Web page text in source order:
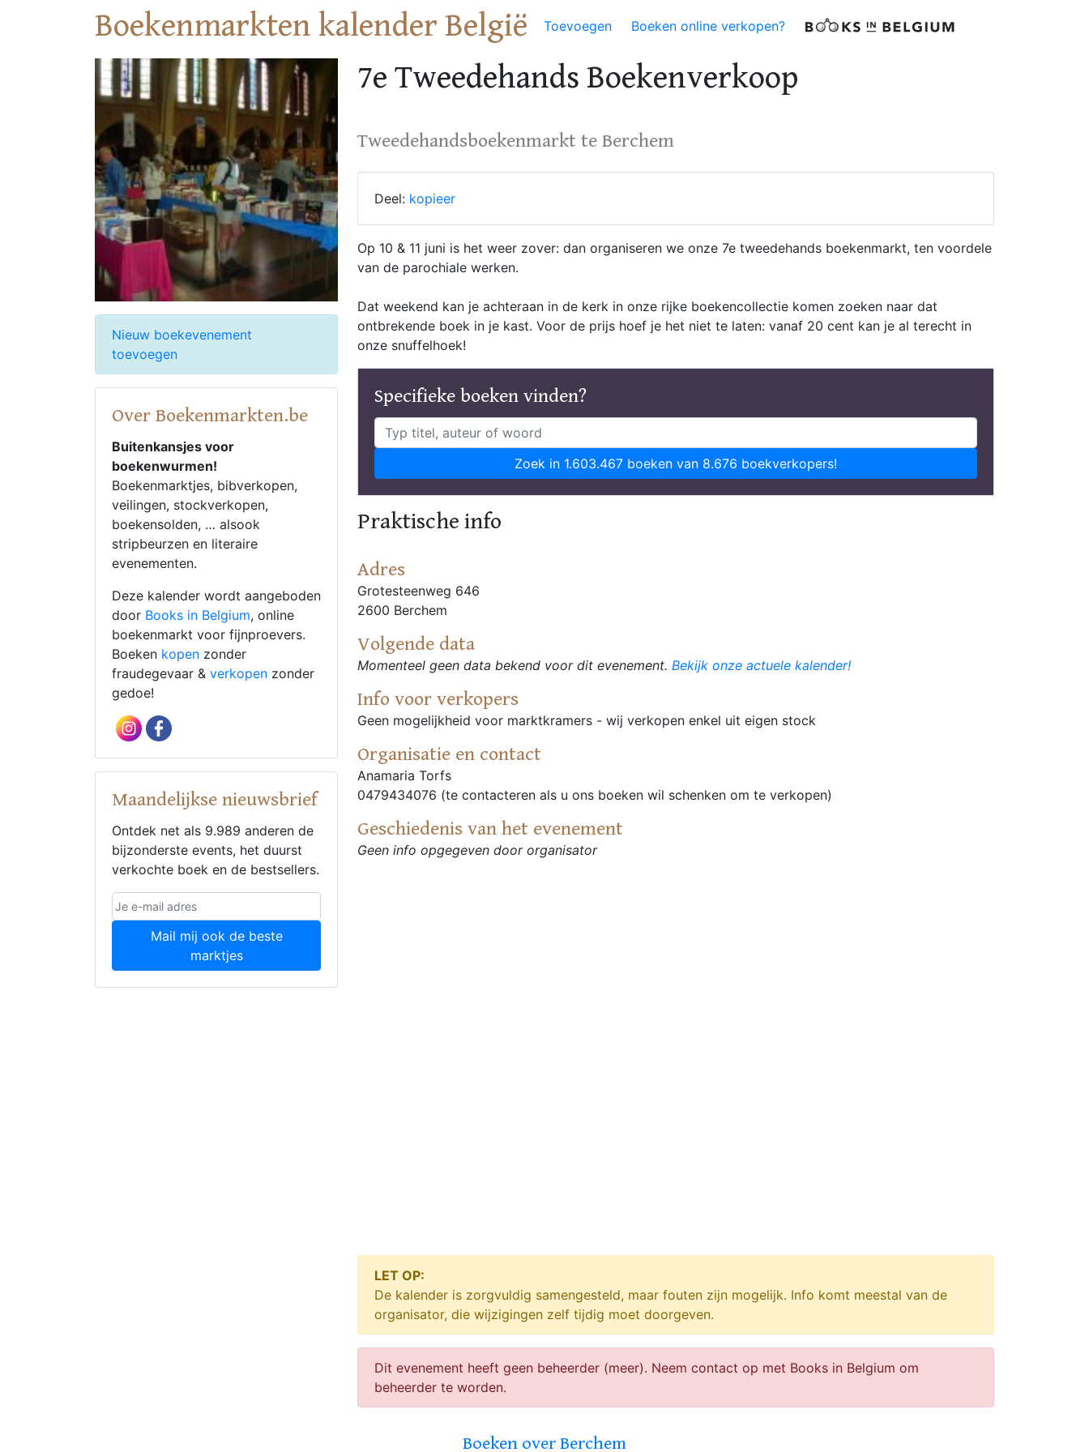
Boekenmarkten kalender België Toevoegen Boeken online verkopen?
Nieuw boekevenement
toevoegen
Over Boekenmarkten.be
Buitenkansjes voor
boekenwurmen!
Boekenmarktjes, bibverkopen,
veilingen, stockverkopen,
boekensolden, … alsook
stripbeurzen en literaire
evenementen.
Deze kalender wordt aangeboden
door Books in Belgium, online
boekenmarkt voor fijnproevers.
Boeken kopen zonder
fraudegevaar & verkopen zonder
gedoe!
Maandelijkse nieuwsbrief
Ontdek net als 9.989 anderen de
bijzonderste events, het duurst
verkochte boek en de bestsellers.
Mail mij ook de beste
marktjes
7e Tweedehands Boekenverkoop
Tweedehandsboekenmarkt te Berchem
Deel: kopieer
Op 10 & 11 juni is het weer zover: dan organiseren we onze 7e tweedehands boekenmarkt, ten voordele
van de parochiale werken.
Dat weekend kan je achteraan in de kerk in onze rijke boekencollectie komen zoeken naar dat
ontbrekende boek in je kast. Voor de prijs hoef je het niet te laten: vanaf 20 cent kan je al terecht in
onze snuffelhoek!
Specifieke boeken vinden?
Zoek in 1.603.467 boeken van 8.676 boekverkopers!
Praktische info
Adres
Grotesteenweg 646
2600 Berchem
Volgende data
Momenteel geen data bekend voor dit evenement. Bekijk onze actuele kalender!
Info voor verkopers
Geen mogelijkheid voor marktkramers - wij verkopen enkel uit eigen stock
Organisatie en contact
Anamaria Torfs
0479434076 (te contacteren als u ons boeken wil schenken om te verkopen)
Geschiedenis van het evenement
Geen info opgegeven door organisator
LET OP:
De kalender is zorgvuldig samengesteld, maar fouten zijn mogelijk. Info komt meestal van de
organisator, die wijzigingen zelf tijdig moet doorgeven.
Dit evenement heeft geen beheerder (meer). Neem contact op met Books in Belgium om
beheerder te worden.
Boeken over Berchem